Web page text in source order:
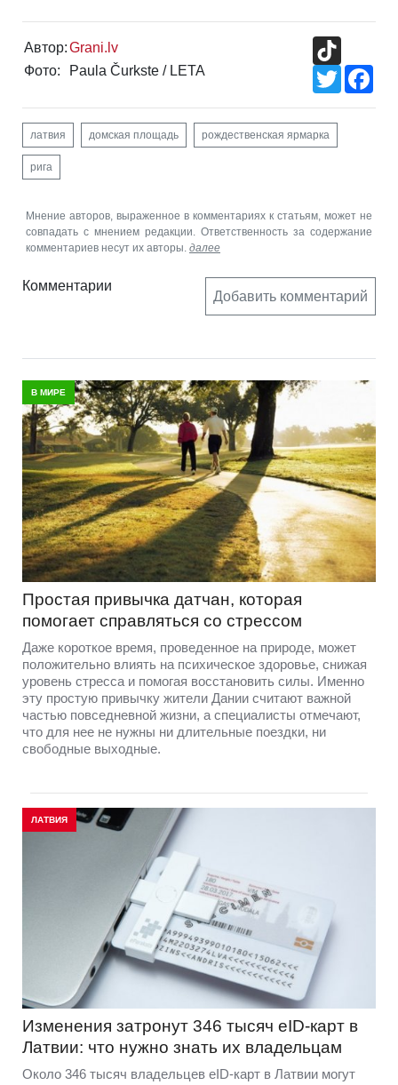
Автор:Grani.lv
Фото:
Paula Čurkste / LETA
Twitter
латвия домская площадь рождественская ярмарка
рига
Мнение авторов, выраженное в комментариях к статьям, может не
совпадать с мнением редакции. Ответственность за содержание
комментариев несут их авторы. далее
Комментарии
Добавить комментарий
В МИРЕ
Простая привычка датчан, которая
помогает справляться со стрессом
Даже короткое время, проведенное на природе, может
положительно влиять на психическое здоровье, снижая
уровень стресса и помогая восстановить силы. Именно
эту простую привычку жители Дании считают важной
частью повседневной жизни, а специалисты отмечают,
что для нее не нужны ни длительные поездки, ни
свободные выходные.
ЛАТВИЯ
Изменения затронут 346 тысяч eID-карт в
Латвии: что нужно знать их владельцам
Около 346 тысяч владельцев eID-карт в Латвии могут